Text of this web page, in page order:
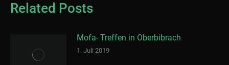
Related Posts
Mofa- Treffen in Oberbibrach
1. Juli 2019